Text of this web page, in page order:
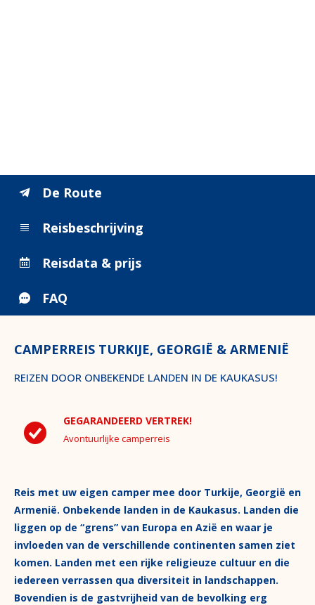
De Route
Reisbeschrijving
Reisdata & prijs
FAQ
CAMPERREIS TURKIJE, GEORGIË & ARMENIË
REIZEN DOOR ONBEKENDE LANDEN IN DE KAUKASUS!
GEGARANDEERD VERTREK!
Avontuurlijke camperreis
Reis met uw eigen camper mee door Turkije, Georgië en
Armenië. Onbekende landen in de Kaukasus. Landen die
liggen op de “grens” van Europa en Azië en waar je
invloeden van de verschillende continenten samen ziet
komen. Landen met een rijke religieuze cultuur en die
iedereen verrassen qua diversiteit in landschappen.
Bovendien is de gastvrijheid van de bevolking erg